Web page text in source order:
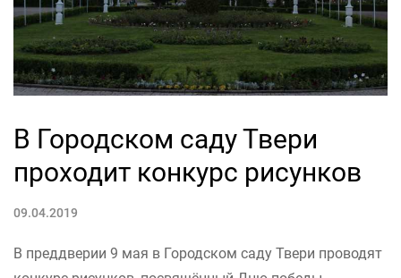
В Городском саду Твери
проходит конкурс рисунков
09.04.2019
В преддверии 9 мая в Городском саду Твери проводят